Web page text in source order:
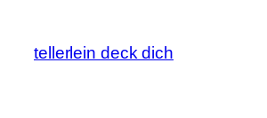
springen
tellerlein deck dich